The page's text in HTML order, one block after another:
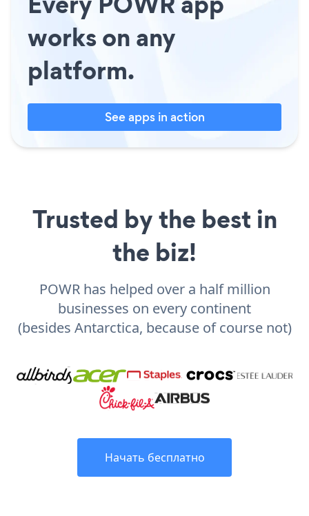
works on any
platform.
See apps in action
Trusted by the best in
the biz!
POWR has helped over a half million
businesses on every continent
(besides Antarctica, because of course not)
Начать бесплатно